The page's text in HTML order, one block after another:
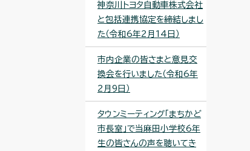
神奈川トヨタ自動車株式会社
と包括連携協定を締結しまし
た（令和6年2月14日）
市内企業の皆さまと意見交
換会を行いました（令和6年
2月9日）
タウンミーティング「まちかど
市長室」で当麻田小学校6年
生の皆さんの声を聴いてき